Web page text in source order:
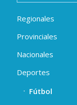
Regionales
Provinciales
Nacionales
Deportes
Fútbol